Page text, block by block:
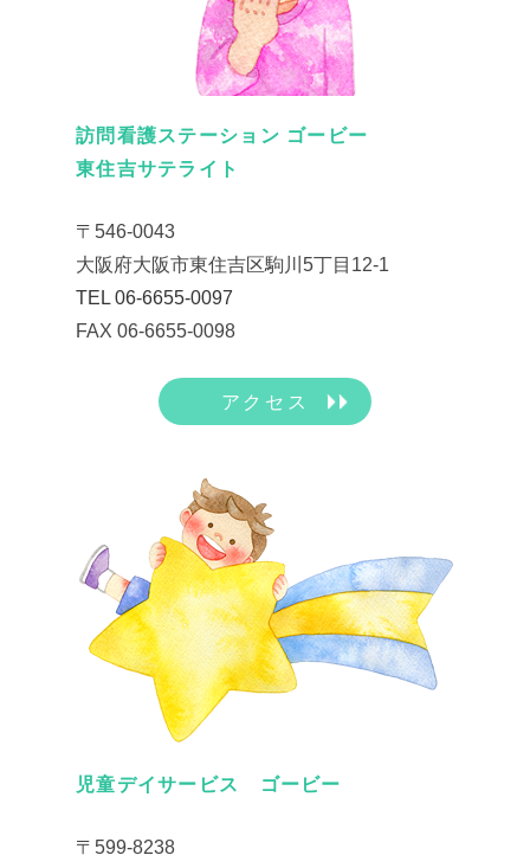
訪問看護ステーション ゴービー
東住吉サテライト
〒546-0043
大阪府大阪市東住吉区駒川5丁目12-1
TEL 06-6655-0097
FAX 06-6655-0098
アクセス
児童デイサービス ゴービー
〒599-8238